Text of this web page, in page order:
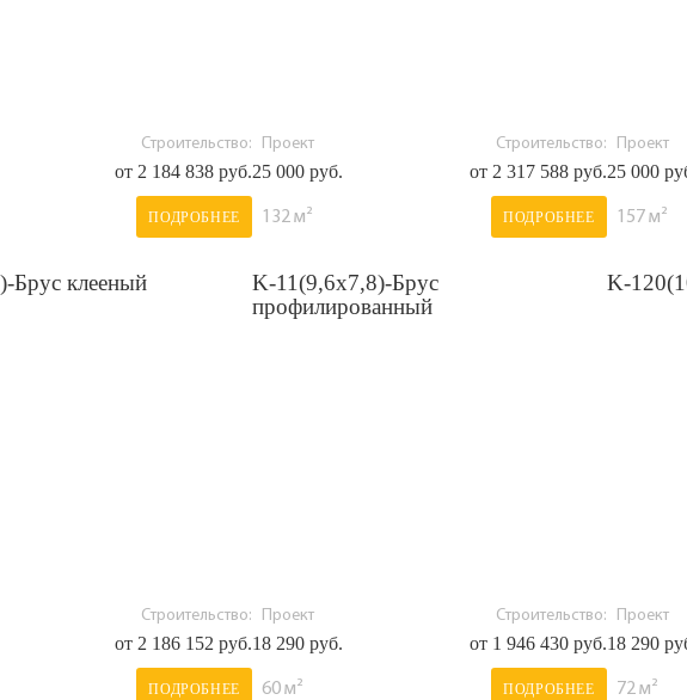
Строительство:
от 2 184 838 руб.
ПОДРОБНЕЕ
Проект
25 000 руб.
Строительство:
от 2 317 588 руб.
132 м² ПОДРОБНЕЕ
Проект
25 000
157 м²
Брус клееный
Строительство:
от 2 186 152 руб.
ПОДРОБНЕЕ
K-11(9,6х7,8)-Брус
профилированный
Проект
18 290 руб.
Строительство:
от 1 946 430 руб.
60 м² ПОДРОБНЕЕ
K-
Проект
18 290
72 м²